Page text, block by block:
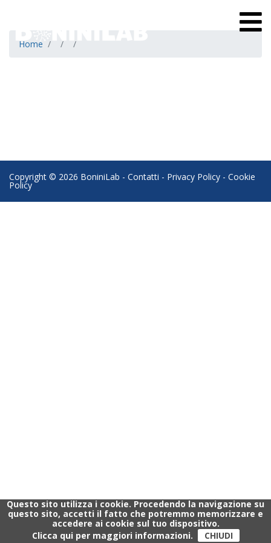
Home
Copyright © 2026 BoniniLab - Contatti - Privacy Policy - Cookie
Policy
Questo sito utilizza i cookie. Procedendo la navigazione su
questo sito, accetti il fatto che potremmo memorizzare e
accedere ai cookie sul tuo dispositivo.
Clicca qui per maggiori informazioni.
CHIUDI